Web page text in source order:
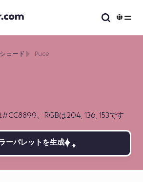
、RGBは204, 136, 153です
ェード Puce
ーパレットを生成